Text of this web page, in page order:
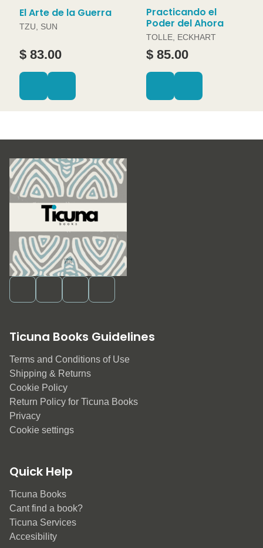
El Arte de la Guerra
TZU, SUN
$ 83.00
Practicando el
Poder del Ahora
TOLLE, ECKHART
$ 85.00
Ticuna Books Guidelines
Terms and Conditions of Use
Shipping & Returns
Cookie Policy
Return Policy for Ticuna Books
Privacy
Cookie settings
Quick Help
Ticuna Books
Cant find a book?
Ticuna Services
Accesibility